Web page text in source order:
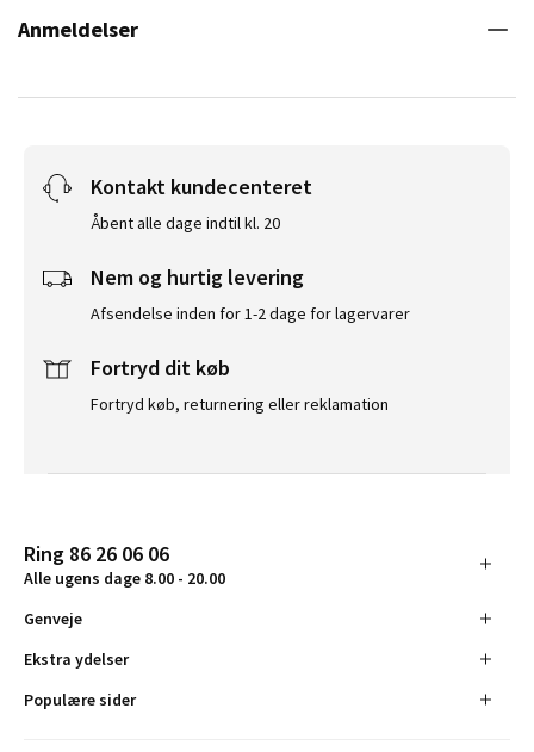
Anmeldelser
Kontakt kundecenteret
Åbent alle dage indtil kl. 20
Nem og hurtig levering
Afsendelse inden for 1-2 dage for lagervarer
Fortryd dit køb
Fortryd køb, returnering eller reklamation
Ring 86 26 06 06
Alle ugens dage 8.00 - 20.00
Genveje
Ekstra ydelser
Populære sider